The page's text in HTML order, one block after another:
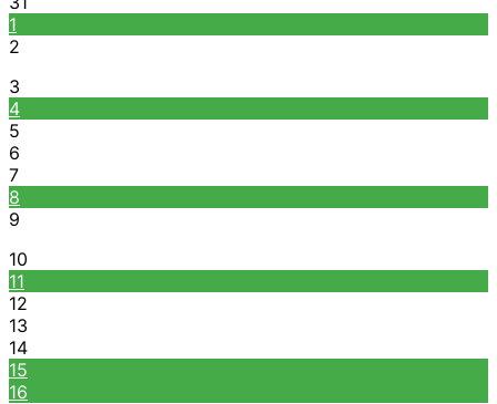
1
2
3
4
5
6
7
8
9
10
11
12
13
14
15
16